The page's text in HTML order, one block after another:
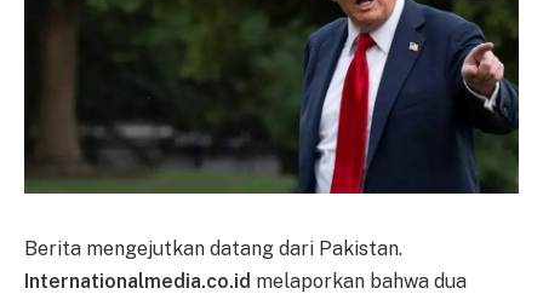
Berita mengejutkan datang dari Pakistan.
Internationalmedia.co.id melaporkan bahwa dua